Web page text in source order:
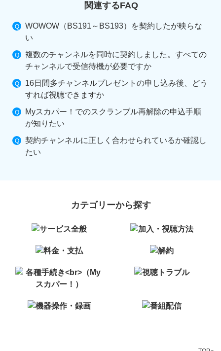
関連するFAQ
WOWOW（BS191～BS193）を契約したが映らな
い
複数のチャンネルを同時に契約しました。すべての
チャンネルで受信待機が必要ですか
16日間多チャンネルプレゼントの申し込み後、どう
すれば視聴できますか
Myスカパー！でのスクランブル再解除の申込手順
が知りたい
契約チャンネルに正しく合わせられているか確認し
たい
カテゴリーから探す